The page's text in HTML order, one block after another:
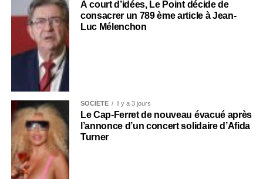
À court d’idées, Le Point décide de
consacrer un 789 ème article à Jean-
Luc Mélenchon
SOCIÉTÉ Il y a 3 jours
Le Cap-Ferret de nouveau évacué après
l’annonce d’un concert solidaire d’Afida
Turner